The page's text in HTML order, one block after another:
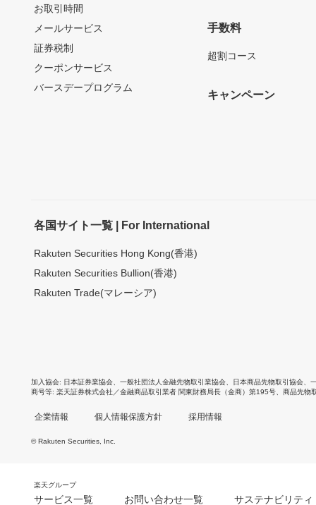
お取引時間
メールサービス
証券税制
クーポンサービス
バースデープログラム
手数料
超割コース
キャンペーン
各国サイト一覧 | For International
Rakuten Securities Hong Kong(香港)
Rakuten Securities Bullion(香港)
Rakuten Trade(マレーシア)
加入協会 日本証券業協会 一般社団法人金融先物取引業協会 日本商品先物取引協会
商号等 楽天証券株式会社／金融商品取引業者 関東財務局長（金商）第195号、商品先物
企業情報 個人情報保護方針 採用情報
© Rakuten Securities, Inc.
楽天グループ
サービス一覧 お問い合わせ一覧 サステナビリティ